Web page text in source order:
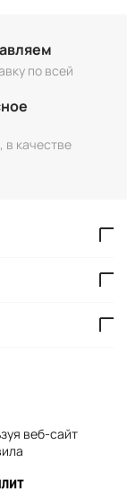
по всей
в качестве
веб-сайт